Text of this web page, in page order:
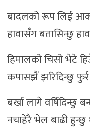
बादलको रूप लिई
हावासँग बतासिन्छु
हिमालको चिसो भेटे
कपासझैं झरिदिन्छु
बर्खा लागे वर्षिदिन्छु
नचाहेरै भेल बाढी हुन्छु